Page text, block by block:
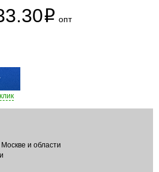
i опт
и области